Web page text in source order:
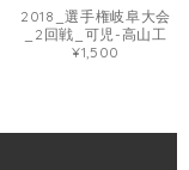
2018_選手権岐阜大会
_2回戦_可児-高山工
¥1,500